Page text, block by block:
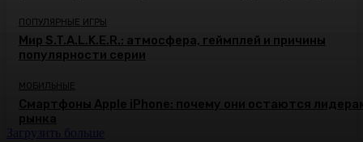
ПОПУЛЯРНЫЕ ИГРЫ
Мир S.T.A.L.K.E.R.: атмосфера, геймплей и причины
популярности серии
МОБИЛЬНЫЕ
Смартфоны Apple iPhone: почему они остаются
рынка
Загрузить больше